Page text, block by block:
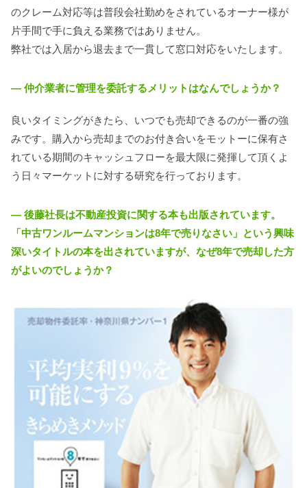
のクレーム対応等は普段会社勤めをされているオーナー様が
片手間で手に負える業務ではありません。
弊社では入居から退去まで一貫して窓口対応をいたします。
― 仲介業者に管理を委託するメリットはなんでしょうか？
良いタイミングがきたら、いつでも売却できるのが一番の強
みです。購入から売却までのお付き合いをモットーに保有さ
れている期間のキャッシュフローを最大限に発揮して頂くよ
う日々マーケットに対する研究を行っております。
― 後藤社長は不動産投資に関する本も出版されています。
「中古ワンルームマンションは8年で売りなさい」という興味
深いタイトルの本を出されていますが、なぜ8年で売却した方
がよいのでしょうか？